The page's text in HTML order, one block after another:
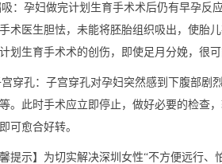
孕妇做完计划生育手术术后仍有早孕反应
术医生胆怯，未能将胚胎组织吸出，使胎
划生育手术术的创伤，即使足月分娩，很
孔：子宫穿孔对孕妇突然感到下腹部剧烈
。此时手术应立即停止，做好必要的检查
可愈合好转。
示】为切实解决深圳女性“不方便远行、